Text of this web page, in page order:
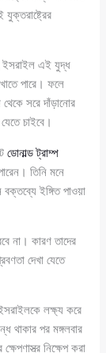
ইসরাইল এই যুদ্ধ
পারে। ফলে
সরে দাঁড়ানোর
চাইবে।
ডোনাল্ড ট্রাম্প
তিনি মনে
ইঙ্গিত পাওয়া
না। কারণ তাদের
দেখা যেতে
লক্ষ্য করে
থাকার পর মঙ্গলবার
নিক্ষেপ করা